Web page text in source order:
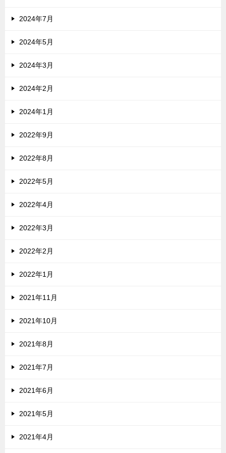
2024年7月
2024年5月
2024年3月
2024年2月
2024年1月
2022年9月
2022年8月
2022年5月
2022年4月
2022年3月
2022年2月
2022年1月
2021年11月
2021年10月
2021年8月
2021年7月
2021年6月
2021年5月
2021年4月